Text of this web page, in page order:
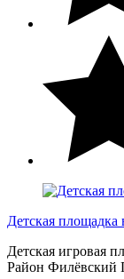
Детская
Детская игровая
Район Филёвский